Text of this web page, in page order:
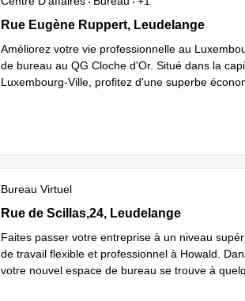
Rue Eugène Ruppert 11, Leudelange
Rue Eugène Ruppert, Leudelange
Améliorez votre vie professionnelle au
de bureau au QG Cloche d'Or. Situé dans la
Luxembourg-Ville, profitez d'une superbe
Bureau Virtuel
Rue de Scillas,24, Leudelange
Rue de Scillas,24, Leudelange
Faites passer votre entreprise à un niveau
de travail flexible et professionnel à Howald.
votre nouvel espace de bureau se trouve à